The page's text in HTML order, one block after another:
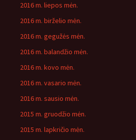
2016 m. liepos mėn.
2016 m. birželio mėn.
2016 m. gegužės mėn.
2016 m. balandžio mėn.
2016 m. kovo mėn.
2016 m. vasario mėn.
2016 m. sausio mėn.
2015 m. gruodžio mėn.
2015 m. lapkričio mėn.